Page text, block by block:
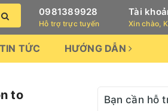
0981389928
Hỗ trợ trực tuyến
Tài
Xin chào,
TIN TỨC HƯỚNG DẪN
to Bạn cần hỗ